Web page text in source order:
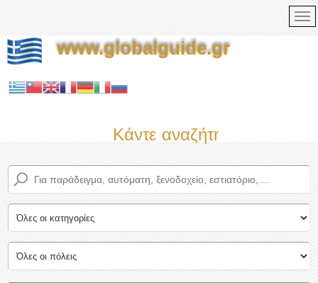
www.globalguide.gr
Κάντε αναζήτηση τώρα